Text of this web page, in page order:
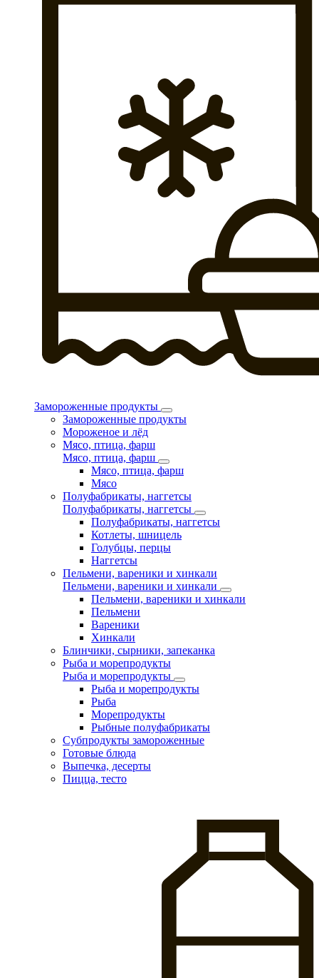
Замороженные продукты
Замороженные продукты
Мороженое и лёд
Мясо, птица, фарш
Мясо, птица, фарш
Мясо, птица, фарш
Мясо
Полуфабрикаты, наггетсы
Полуфабрикаты, наггетсы
Полуфабрикаты, наггетсы
Котлеты, шницель
Голубцы, перцы
Наггетсы
Пельмени, вареники и хинкали
Пельмени, вареники и хинкали
Пельмени, вареники и хинкали
Пельмени
Вареники
Хинкали
Блинчики, сырники, запеканка
Рыба и морепродукты
Рыба и морепродукты
Рыба и морепродукты
Рыба
Морепродукты
Рыбные полуфабрикаты
Субпродукты замороженные
Готовые блюда
Выпечка, десерты
Пицца, тесто